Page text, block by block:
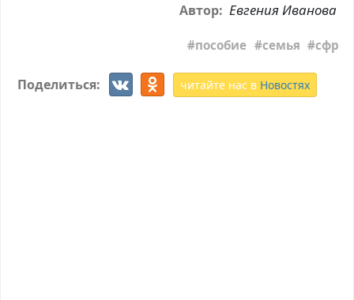
Автор: Евгения Иванова
пособие семья сфр
Поделиться: читайте нас в Новостях